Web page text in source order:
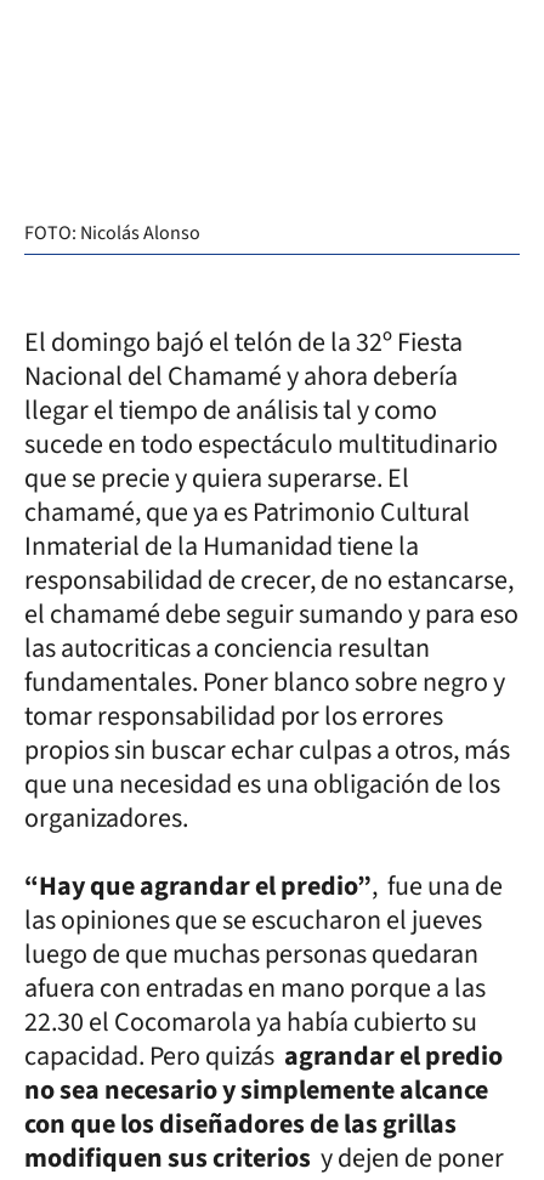
FOTO: Nicolás Alonso
El domingo bajó el telón de la 32º Fiesta
Nacional del Chamamé y ahora debería
llegar el tiempo de análisis tal y como
sucede en todo espectáculo multitudinario
que se precie y quiera superarse. El
chamamé, que ya es Patrimonio Cultural
Inmaterial de la Humanidad tiene la
responsabilidad de crecer, de no estancarse,
el chamamé debe seguir sumando y para eso
las autocriticas a conciencia resultan
fundamentales. Poner blanco sobre negro y
tomar responsabilidad por los errores
propios sin buscar echar culpas a otros, más
que una necesidad es una obligación de los
organizadores.
“Hay que agrandar el predio”, fue una de
las opiniones que se escucharon el jueves
luego de que muchas personas quedaran
afuera con entradas en mano porque a las
22.30 el Cocomarola ya había cubierto su
capacidad. Pero quizás agrandar el predio
no sea necesario y simplemente alcance
con que los diseñadores de las grillas
modifiquen sus criterios y dejen de poner